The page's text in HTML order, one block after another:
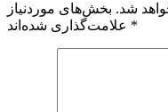
شد. بخش‌های موردنیاز
*